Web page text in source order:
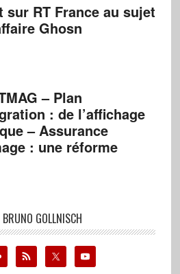
sur RT France au sujet
Ghosn
– Plan
: de l’affichage
– Assurance
: une réforme
GOLLNISCH